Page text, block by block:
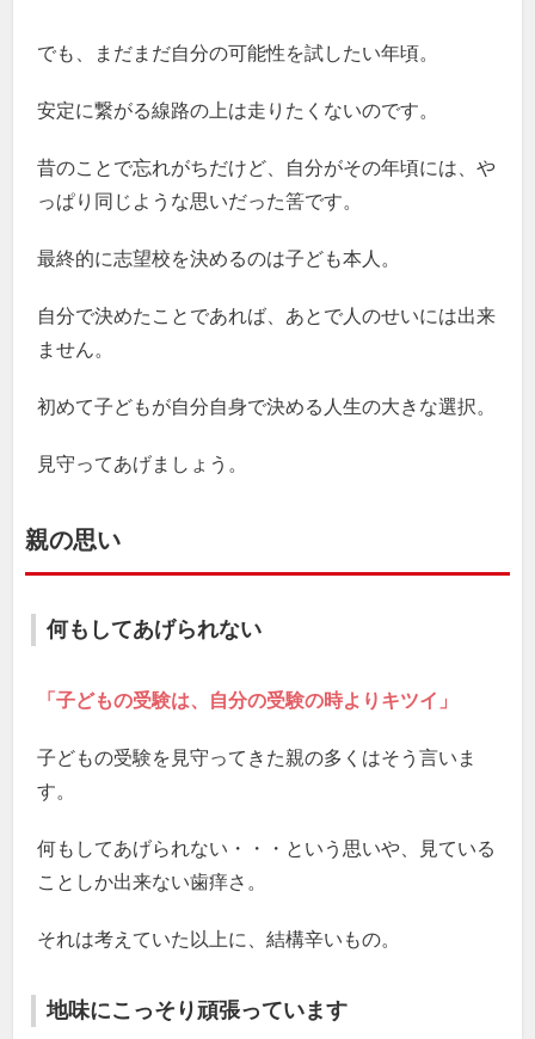
でも、まだまだ自分の可能性を試したい年頃。
安定に繋がる線路の上は走りたくないのです。
昔のことで忘れがちだけど、自分がその年頃には、や
っぱり同じような思いだった筈です。
最終的に志望校を決めるのは子ども本人。
自分で決めたことであれば、あとで人のせいには出来
ません。
初めて子どもが自分自身で決める人生の大きな選択。
見守ってあげましょう。
親の思い
何もしてあげられない
「子どもの受験は、自分の受験の時よりキツイ」
子どもの受験を見守ってきた親の多くはそう言いま
す。
何もしてあげられない・・・という思いや、見ている
ことしか出来ない歯痒さ。
それは考えていた以上に、結構辛いもの。
地味にこっそり頑張っています